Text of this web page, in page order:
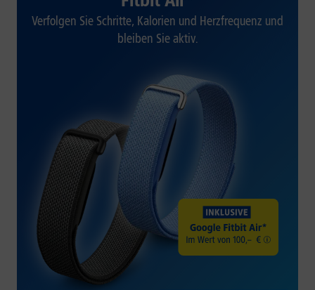
Verfolgen Sie Schritte, Kalorien und Herzfrequenz und
bleiben Sie aktiv.